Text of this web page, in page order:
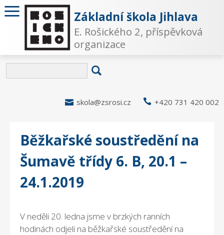
Základní škola Jihlava
E. Rošického 2, příspěvková
organizace
 skola@zsrosi.cz  +420 731 420 002
Běžkařské soustředění na
Šumavě třídy 6. B, 20.1 –
24.1.2019
V neděli 20. ledna jsme v brzkých ranních
hodinách odjeli na běžkařské soustředění na